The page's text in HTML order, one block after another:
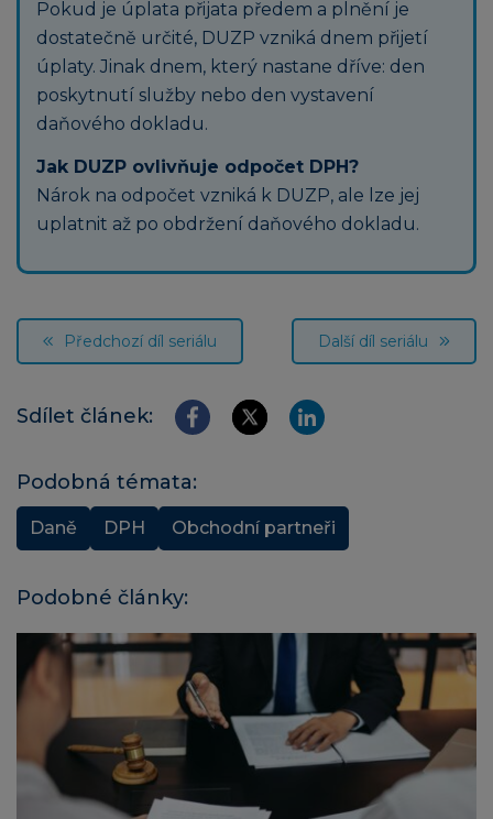
Pokud je úplata přijata předem a plnění je
dostatečně určité, DUZP vzniká dnem přijetí
úplaty. Jinak dnem, který nastane dříve: den
poskytnutí služby nebo den vystavení
daňového dokladu.
Jak DUZP ovlivňuje odpočet DPH?
Nárok na odpočet vzniká k DUZP, ale lze jej
uplatnit až po obdržení daňového dokladu.
Předchozí díl seriálu Další díl seriálu
Sdílet článek:
Podobná témata:
Daně DPH Obchodní partneři
Podobné články: